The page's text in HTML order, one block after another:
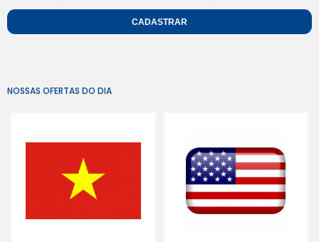
CADASTRAR
NOSSAS OFERTAS DO DIA